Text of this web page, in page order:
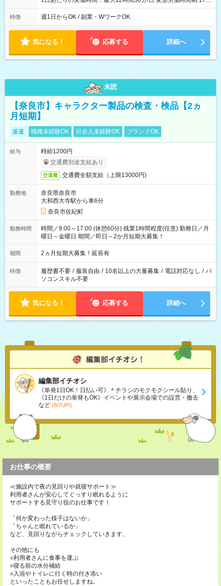
00～翌9：00（休憩時間3.5時間) 一日の実働時間：12.5時間 想
定労働時間：37.5時間/週 ＊曜日相談：可 ＊労働日数相談：可
特徴 週1日からOK / 副業・WワークOK
気になる！ 応募する 詳細へ
未読
【奈良市】キャラクター製品の検査・検品【2ヵ
月短期】
派遣 職種未経験OK 社会人未経験OK ブランクOK
給与
時給1200円
交通費別途支給あり
交通費 交通費全額支給（上限13000円)
勤務地
奈良県奈良市
大和西大寺駅から車6分
奈良市佐紀町
勤務時間
時間／9:00～17:00 (休憩60分) 残業1時間程度(任意) 勤務日／月
曜日～金曜日 期間／即日～2か月短期大募集！
期間 2ヵ月短期大募集！延長有
特徴 履歴書不要 / 服装自由 / 10名以上の大量募集 / 電話対応なし / パ
ソコンスキル不要
気になる！ 応募する 詳細へ
編集部イチオシ
《単発1日OK！日払い可》＊チラシのモクモクシール貼り、
《1日だけの単発もOK》イベントや展示会場での設営・撤去
など (8/7UP!)
お仕事の概要
≪施設内で夜の見回りや就寝サポート≫
利用者さんが安心してぐっすり眠れるように
サポートする見守り役のお仕事です！
「何か変わった様子はないか」
「ちゃんと眠れているか」
など、見回りながらチェックしていきます。
その他にも
○利用者さんに食事を運ぶ
○寝る前の水分補給
○入浴やトイレに行く時の付き添い
といったこともお任せしますね。